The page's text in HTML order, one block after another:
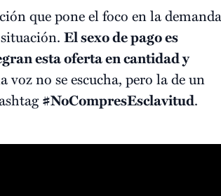
que pone el foco en la
El sexo de pago es
esta oferta en cantidad y
voz no se escucha, pero la de un
#NoCompresEsclavitud.